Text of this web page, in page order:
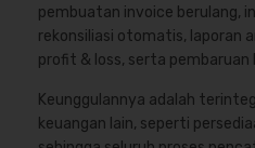
pembuatan invoice berulang,
rekonsiliasi otomatis, laporan
profit & loss, serta
Keunggulannya adalah
keuangan lain, seperti